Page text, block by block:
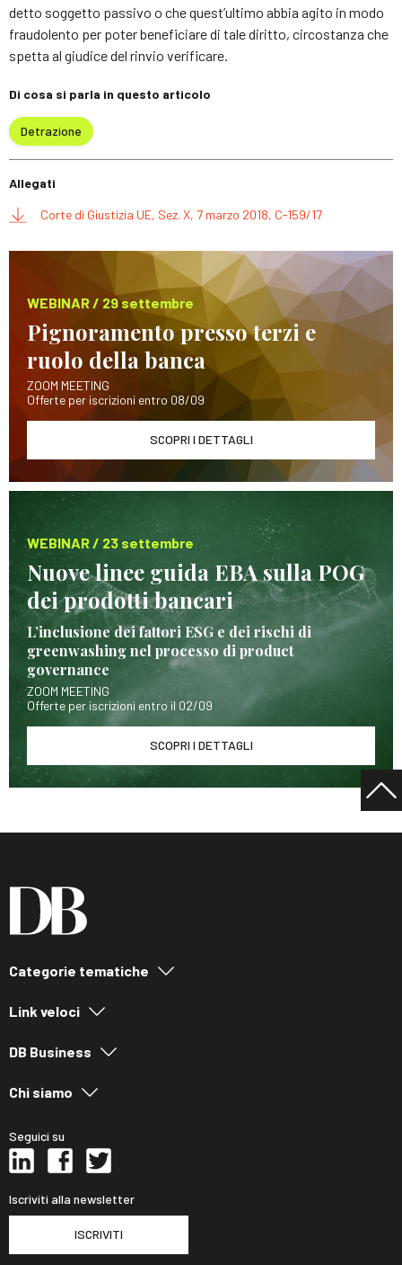
detto soggetto passivo o che quest’ultimo abbia agito in modo
fraudolento per poter beneficiare di tale diritto, circostanza che
spetta al giudice del rinvio verificare.
Di cosa si parla in questo articolo
Detrazione
Allegati
Corte di Giustizia UE, Sez. X, 7 marzo 2018, C‑159/17
WEBINAR / 29 settembre
Pignoramento presso terzi e
ruolo della banca
ZOOM MEETING
Offerte per iscrizioni entro 08/09
SCOPRI I DETTAGLI
WEBINAR / 23 settembre
Nuove linee guida EBA sulla POG
dei prodotti bancari
L’inclusione dei fattori ESG e dei rischi di
greenwashing nel processo di product
governance
ZOOM MEETING
Offerte per iscrizioni entro il 02/09
SCOPRI I DETTAGLI
Categorie tematiche
Link veloci
DB Business
Chi siamo
Seguici su
Iscriviti alla newsletter
ISCRIVITI